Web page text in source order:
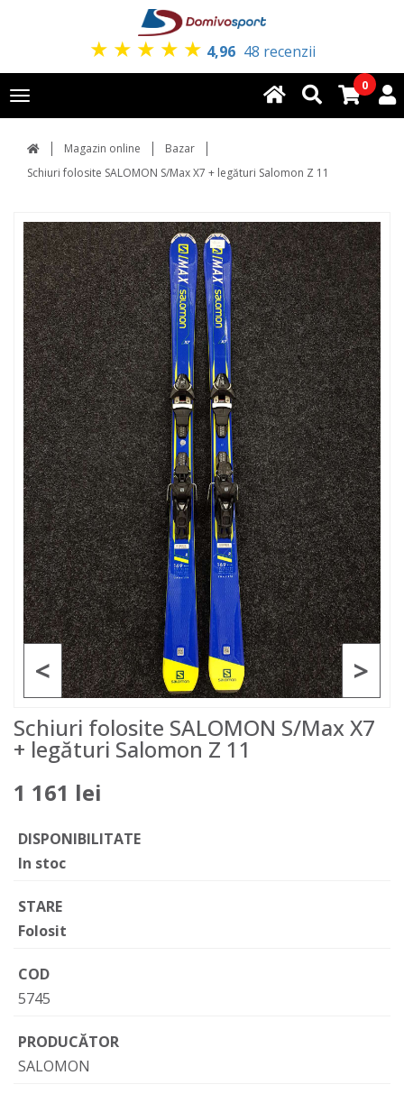
★ ★ ★ ★ ★ 4,96 48 recenzii
Toggle
navigation
0
Magazin online
Bazar
Schiuri folosite SALOMON S/Max X7 + legături Salomon Z 11
>
<
Schiuri folosite SALOMON S/Max X7
+ legături Salomon Z 11
1 161 lei
DISPONIBILITATE
In stoc
STARE
Folosit
COD
5745
PRODUCĂTOR
SALOMON